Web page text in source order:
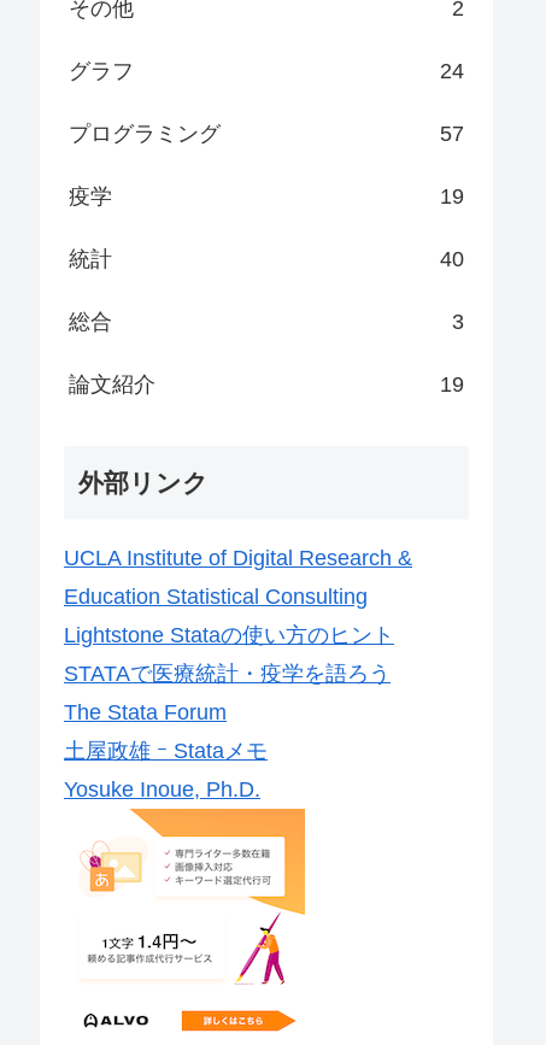
その他 2
グラフ 24
プログラミング 57
疫学 19
統計 40
総合 3
論文紹介 19
外部リンク
UCLA Institute of Digital Research &
Education Statistical Consulting
Lightstone Stataの使い方のヒント
STATAで医療統計・疫学を語ろう
The Stata Forum
土屋政雄 ｰ Stataメモ
Yosuke Inoue, Ph.D.